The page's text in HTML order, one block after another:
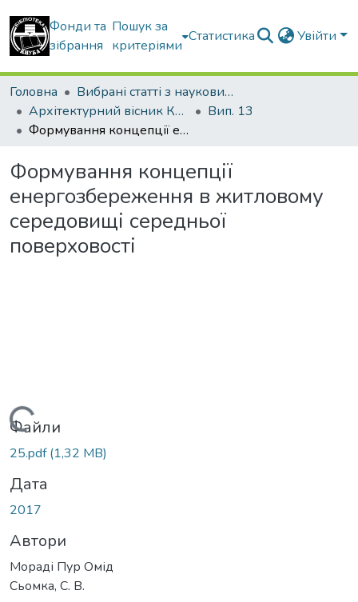
Фонди та
зібрання
Пошук за
критеріями
Статистика Увійти
Головна
Вибрані статті з наукових збірників КНУБА
Архітектурний вісник КНУБА
Вип. 13
Формування концепції енергозбереження в житловому середовищі середньої поверховості
Формування концепції
енергозбереження в житловому
середовищі середньої
поверховості
Вантажиться...
Файли
25.pdf(1,32 MB)
Дата
2017
Автори
Мораді Пур Омід
Сьомка, С. В.